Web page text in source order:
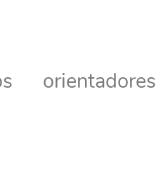
orientadores